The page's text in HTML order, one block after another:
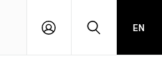
PŘIHLÁŠENÍHLEDAT
EN